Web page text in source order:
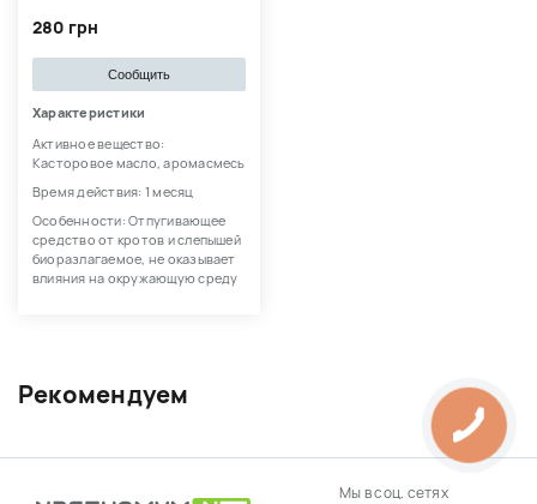
Рекомендуем
280 грн
Сообщить
Характеристики
Активное вещество:
Касторовое масло, аромасмесь
Время действия: 1 месяц
Особенности: Отпугивающее
средство от кротов и слепышей
биоразлагаемое, не оказывает
влияния на окружающую среду
Мы в соц. сетях